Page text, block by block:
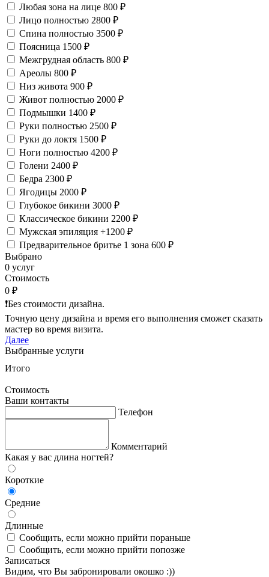
Любая зона на лице 800 ₽
Лицо полностью 2800 ₽
Спина полностью 3500 ₽
Поясница 1500 ₽
Межгрудная область 800 ₽
Ареолы 800 ₽
Низ живота 900 ₽
Живот полностью 2000 ₽
Подмышки 1400 ₽
Руки полностью 2500 ₽
Руки до локтя 1500 ₽
Ноги полностью 4200 ₽
Голени 2400 ₽
Бедра 2300 ₽
Ягодицы 2000 ₽
Глубокое бикини 3000 ₽
Классическое бикини 2200 ₽
Мужская эпиляция +1200 ₽
Предварительное бритье 1 зона 600 ₽
Выбрано
0 услуг
Стоимость
0 ₽
❗️Без стоимости дизайна.
Точную цену дизайна и время его выполнения сможет сказать
мастер во время визита.
Далее
Выбранные услуги
Итого
Стоимость
Ваши контакты
Телефон
Комментарий
Какая у вас длина ногтей?
Короткие
Средние
Длинные
Сообщить, если можно прийти пораньше
Сообщить, если можно прийти попозже
Записаться
Видим, что Вы забронировали окошко :))